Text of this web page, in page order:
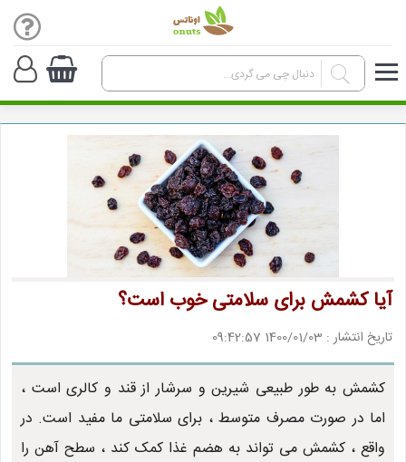
آیا کشمش برای سلامتی خوب است؟
تاریخ انتشار : 1400/01/03 09:42:57
کشمش به طور طبیعی شیرین و سرشار از قند و کالری است ،
اما در صورت مصرف متوسط ، برای سلامتی ما مفید است. در
واقع ، کشمش می تواند به هضم غذا کمک کند ، سطح آهن را